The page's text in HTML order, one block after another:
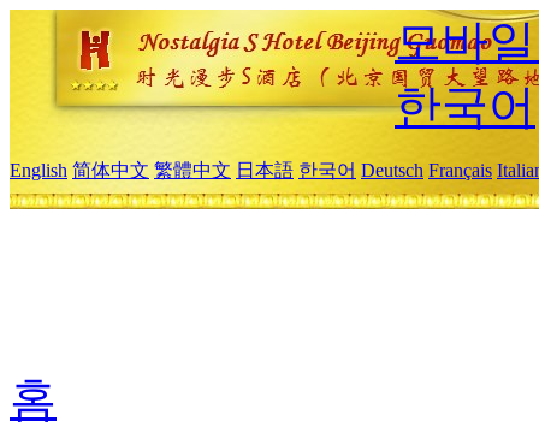
모바
한국어
English 简体中文 繁體中文 日本語 한국어 Deutsch Français
홈